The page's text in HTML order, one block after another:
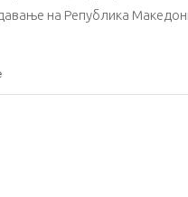
на Република